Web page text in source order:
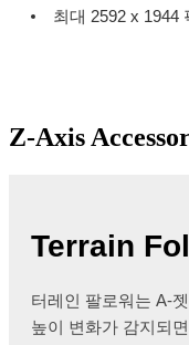
최대 2592 x 1944
Z-Axis
Terrain
터레인 팔로워는 A-
높이 변화가 감지되